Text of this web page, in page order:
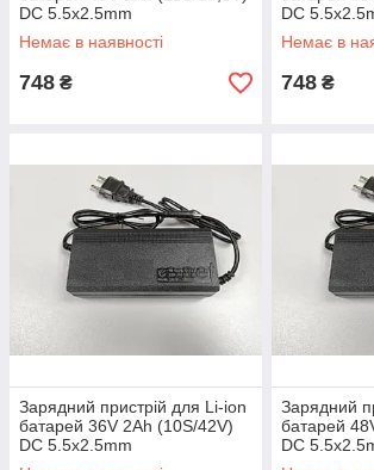
DC 5.5x2.5mm
Немає в наявності
748 ₴
DC
Немає в
748 ₴
Зарядний пристрій для Li-ion
батарей 36V 2Ah (10S/42V)
DC 5.5x2.5mm
Зарядний
батарей
DC